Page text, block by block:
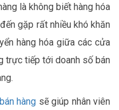
là không biết hàng hóa
gặp rất nhiều khó khăn
hàng hóa giữa các cửa
trực tiếp tới doanh số bán
hàng sẽ giúp nhân viên